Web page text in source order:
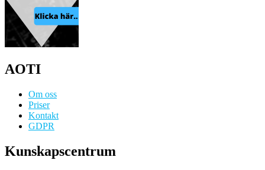
AOTI
Om oss
Priser
Kontakt
GDPR
Kunskapscentrum